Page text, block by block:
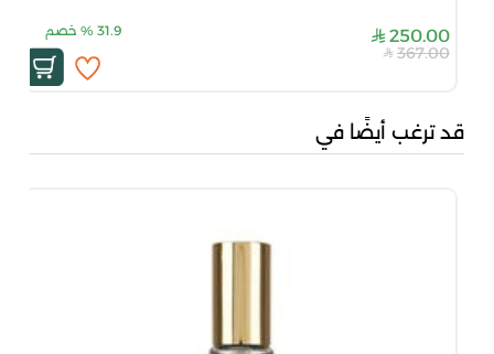
250.00
31.9
% خصم
367.00
قد ترغب أيضًا في